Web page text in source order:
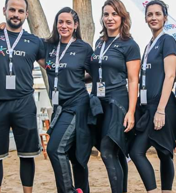
μεγάλο και όμορφο γυμναστήριο κοντά στη θάλασσα
pilates έχει τον δικό του καταπληκτικό χώρο στον
εξέλιξη της ευεξίας στην Πεύκη
NEOΣ ΧΩΡΟΣ
Pilates στην Καρδιά της Πόλης